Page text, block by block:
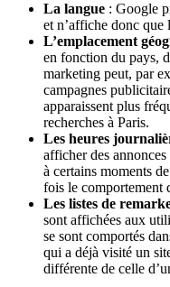
La langue : Google
et n’affiche donc que
L’emplacement
en fonction du pays,
marketing peut, par
campagnes
apparaissent plus
recherches à Paris.
Les heures
afficher des
à certains moments
fois le comportement
Les listes de
sont affichées aux
se sont comportés
qui a déjà visité un
différente de celle